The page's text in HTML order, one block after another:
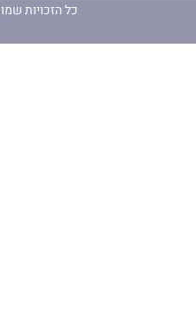
כל הזכויות